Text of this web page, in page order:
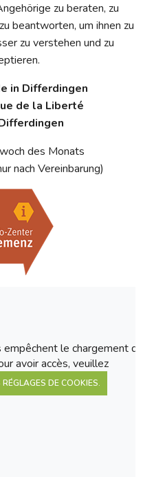
zu beraten, zu
beantworten, um ihnen zu
zu verstehen und zu
in Differdingen
de la Liberté
des Monats
nach Vereinbarung)
le chargement de
avoir accès, veuillez
DE COOKIES.